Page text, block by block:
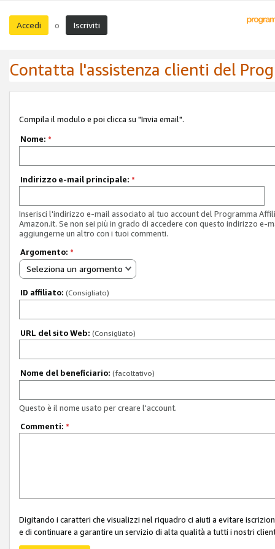
Accedi o Iscriviti
Contatta l'assistenza clienti del
Compila il modulo e poi clicca su "Invia email".
Nome: *
Indirizzo e-mail principale: *
Inserisci l'indirizzo e-mail associato al tuo account del Programma
Amazon.it. Se non sei più in grado di accedere con questo indirizzo e-
aggiungerne un altro con i tuoi commenti.
Argomento: *
Seleziona un argomento
ID affiliato: (Consigliato)
URL del sito Web: (Consigliato)
Nome del beneficiario: (facoltativo)
Questo è il nome usato per creare l'account.
Commenti: *
Digitando i caratteri che visualizzi nel riquadro ci aiuti a evitare
e di continuare a garantire un servizio di alta qualità a tutti i nostri